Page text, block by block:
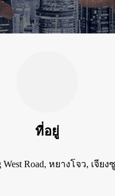
ที่อยู่
West Road, หยางโจว, เจียง